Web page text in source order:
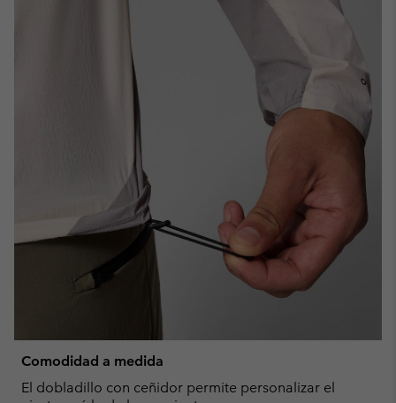
Comodidad a medida
El dobladillo con ceñidor permite personalizar el